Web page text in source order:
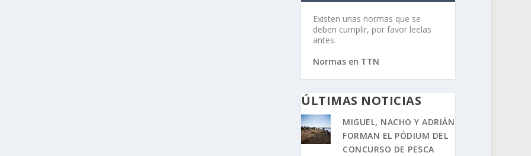
Existen unas normas que se
deben cumplir, por favor leelas
antes.
Normas en TTN
ÚLTIMAS NOTICIAS
MIGUEL, NACHO Y ADRIÁN
FORMAN EL PÓDIUM DEL
CONCURSO DE PESCA